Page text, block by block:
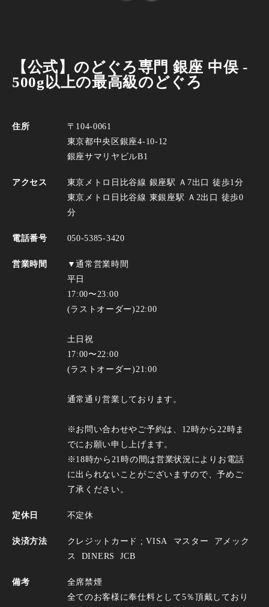
【公式】のどぐろ専門 銀座 中俣 -
500g以上の最高級のどぐろ
住所
〒104-0061
東京都中央区銀座4-10-12
銀座サマリヤビルB1
アクセス
東京メトロ日比谷線 銀座駅 Ａ7出口 徒歩1分
東京メトロ日比谷線 東銀座駅 Ａ2出口 徒歩0
分
電話番号 050-5385-3420
営業時間
▼通常営業時間
平日
17:00〜23:00
(ラストオーダー)22:00
土日祝
17:00〜22:00
(ラストオーダー)21:00
通常通り営業しております。
※お問い合わせやご予約は、12時から22時ま
でにお願い申し上げます。
※18時から21時の間は営業状況によりお電話
に出られないことがございますので、予めご
了承ください。
定休日 不定休
決済方法 クレジットカード ; VISA マスター
アメック
ス
DINERS JCB
備考
全席禁煙
全てのお客様に奉仕料として5％頂戴しており